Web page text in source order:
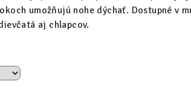
umožňujú nohe dýchať. Dostupné v
aj chlapcov.